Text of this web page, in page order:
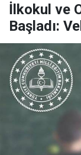
İlkokul ve
Başladı: